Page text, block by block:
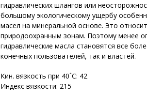
гидравлических шлангов или
большому экологическому ущербу
масел на минеральной основе. Это
природоохранным зонам. Поэтому менее
гидравлические масла становятся все
конечных пользователей, так и властей.
Кин. вязкость при 40˚С: 42
Индекс вязкости: 215